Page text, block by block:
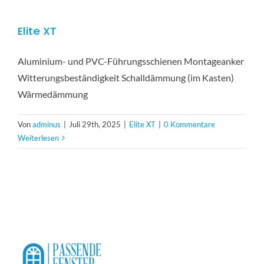
Elite XT
Aluminium- und PVC-Führungsschienen Montageanker
Witterungsbeständigkeit Schalldämmung (im Kasten)
Wärmedämmung
Vonadminus Juli 29th, 2025 Elite XT
0 Kommentare
Weiterlesen